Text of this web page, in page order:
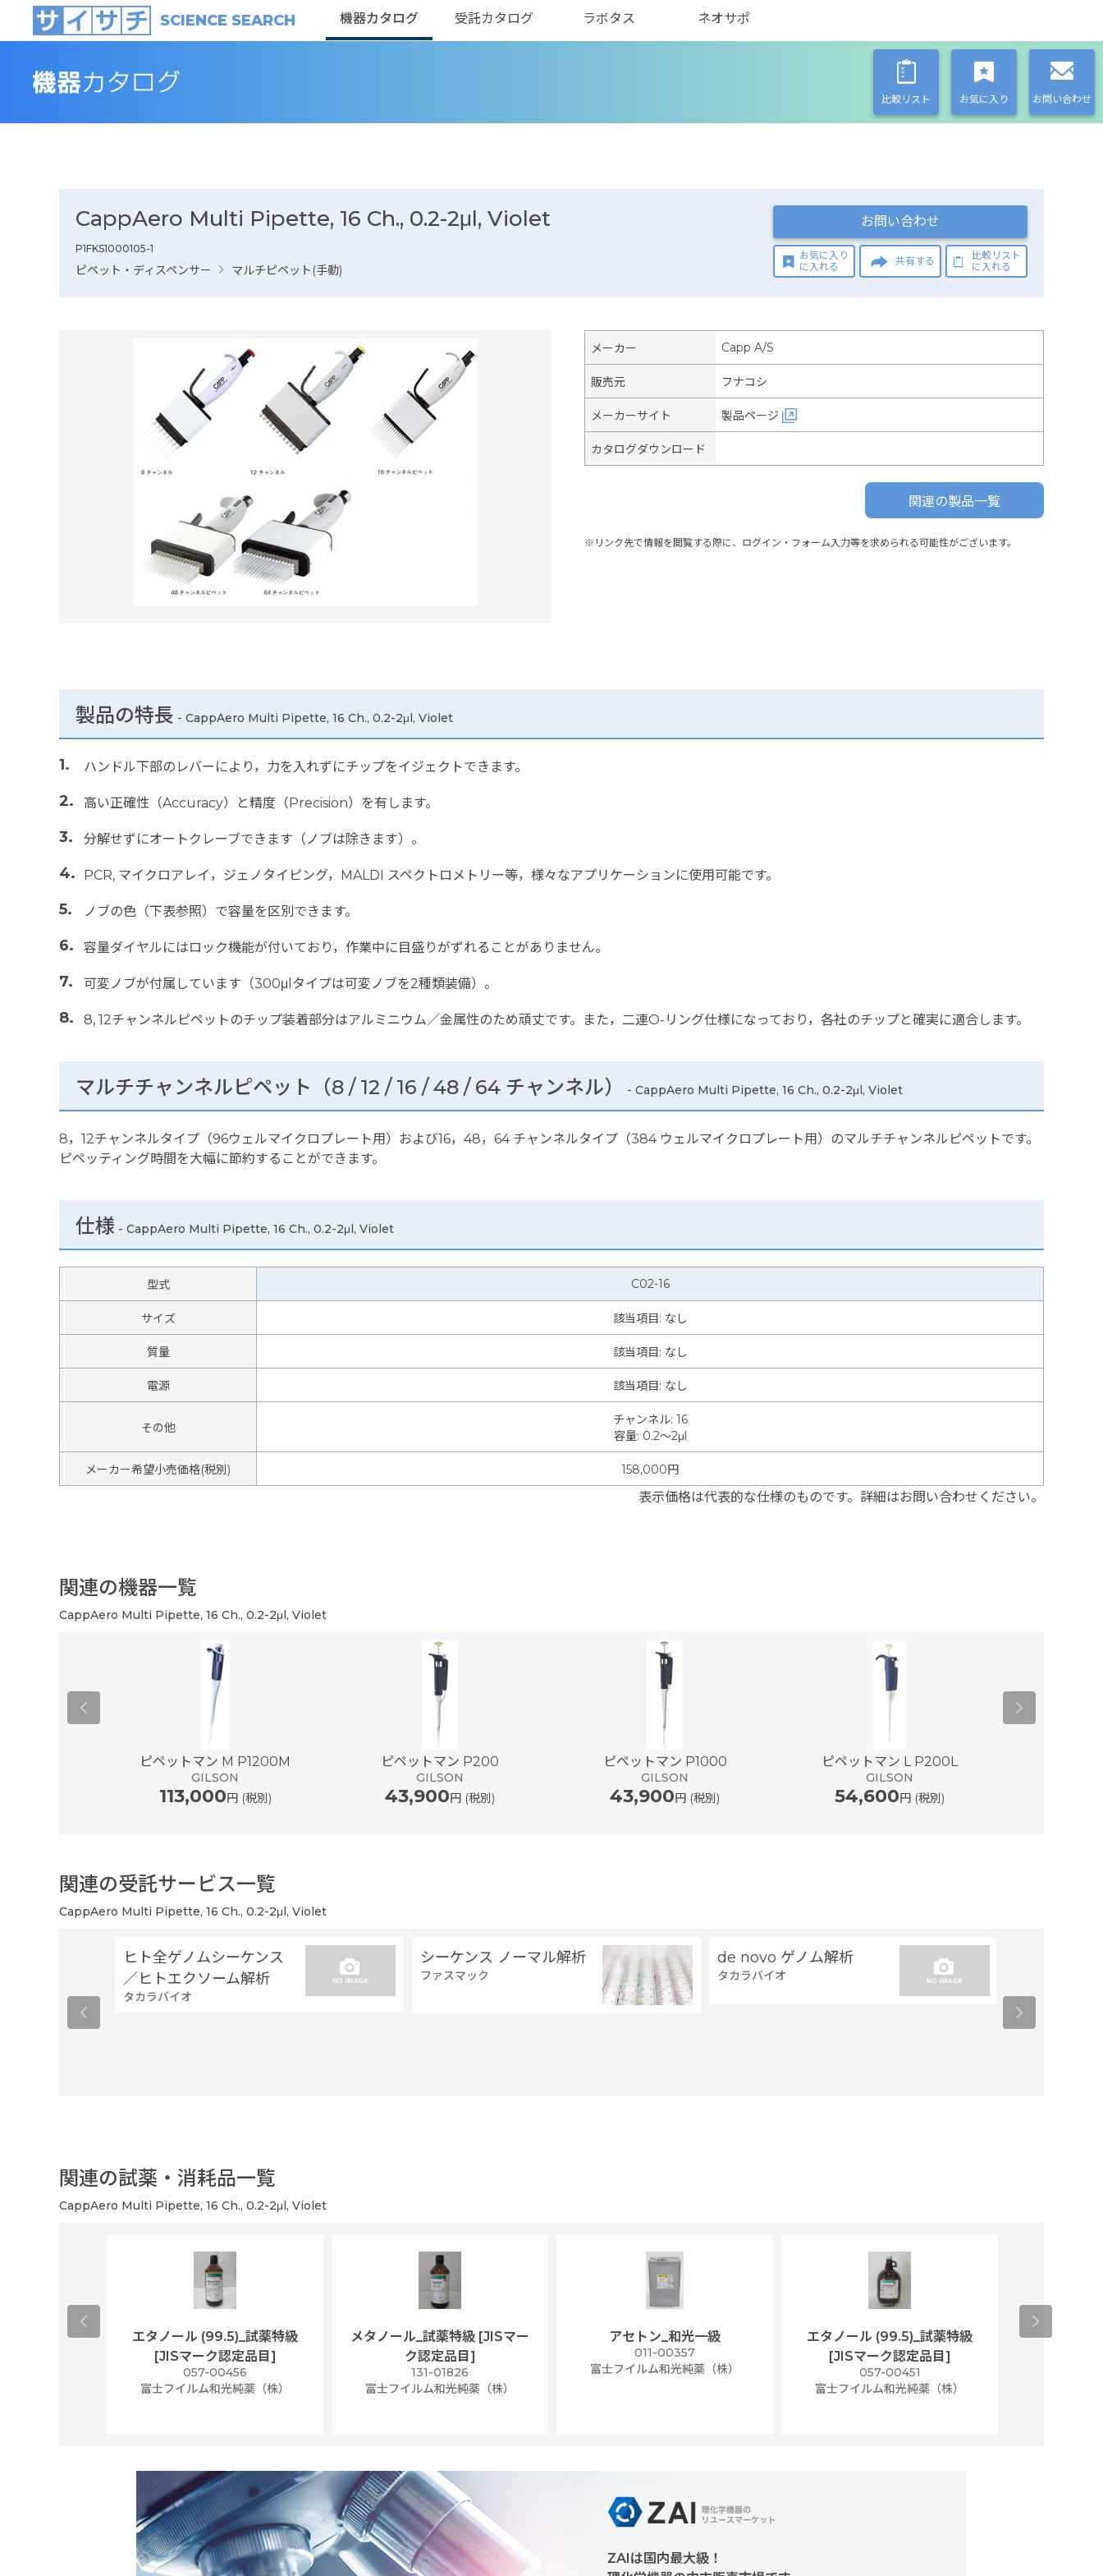
SCIENCE SEARCH 機器カタログ 受託カタログ ラボタス ネオサポ
比較リスト お気に入り お問い合わせ
CappAero Multi Pipette, 16 Ch., 0.2-2μl, Violet
P1FKS1000105-1
ピペット・ディスペンサー マルチピペット(手動)
お問い合わせ
お気に入り
に入れる
共有する
比較リスト
に入れる
メーカー Capp A/S
販売元 フナコシ
メーカーサイト 製品ページ
カタログダウンロード
関連の製品一覧
※リンク先で情報を閲覧する際に、ログイン・フォーム入力等を求められる可能性がございます。
製品の特長 - CappAero Multi Pipette, 16 Ch., 0.2-2μl, Violet
ハンドル下部のレバーにより，力を入れずにチップをイジェクトできます。
高い正確性（Accuracy）と精度（Precision）を有します。
分解せずにオートクレーブできます（ノブは除きます）。
PCR, マイクロアレイ，ジェノタイピング，MALDI スペクトロメトリー等，様々なアプリケーションに使用可能です。
ノブの色（下表参照）で容量を区別できます。
容量ダイヤルにはロック機能が付いており，作業中に目盛りがずれることがありません。
可変ノブが付属しています（300μlタイプは可変ノブを2種類装備）。
8, 12チャンネルピペットのチップ装着部分はアルミニウム／金属性のため頑丈です。また，二連O-リング仕様になっており，各社のチップと確実に適合します。
マルチチャンネルピペット（8 / 12 / 16 / 48 / 64 チャンネル） - CappAero Multi Pipette, 16 Ch., 0.2-2μl, Violet
8，12チャンネルタイプ（96ウェルマイクロプレート用）および16，48，64 チャンネルタイプ（384 ウェルマイクロプレート用）のマルチチャンネルピペットです。
ピペッティング時間を大幅に節約することができます。
仕様 - CappAero Multi Pipette, 16 Ch., 0.2-2μl, Violet
型式 C02-16
サイズ 該当項目: なし
質量 該当項目: なし
電源 該当項目: なし
その他
チャンネル: 16
容量: 0.2～2μl
メーカー希望小売価格(税別) 158,000円
表示価格は代表的な仕様のものです。詳細はお問い合わせください。
関連の機器一覧
CappAero Multi Pipette, 16 Ch., 0.2-2μl, Violet
ピペットマン M P1200M
GILSON
113,000円 (税別)
ピペットマン P200
GILSON
43,900円 (税別)
ピペットマン P1000
GILSON
43,900円 (税別)
ピペットマン L P200L
GILSON
54,600円 (税別)
関連の受託サービス一覧
CappAero Multi Pipette, 16 Ch., 0.2-2μl, Violet
ヒト全ゲノムシーケンス
／ヒトエクソーム解析
タカラバイオ
シーケンス ノーマル解析
ファスマック
de novo ゲノム解析
タカラバイオ
タカラバイオ
関連の試薬・消耗品一覧
CappAero Multi Pipette, 16 Ch., 0.2-2μl, Violet
エタノール (99.5)_試薬特級
[JISマーク認定品目]
057-00456
富士フイルム和光純薬（株）
メタノール_試薬特級 [JISマー
ク認定品目]
131-01826
富士フイルム和光純薬（株）
アセトン_和光一級
011-00357
富士フイルム和光純薬（株）
エタノール (99.5)_試薬特級
[JISマーク認定品目]
057-00451
富士フイルム和光純薬（株）
アセトニト
ZAIは国内最大級！